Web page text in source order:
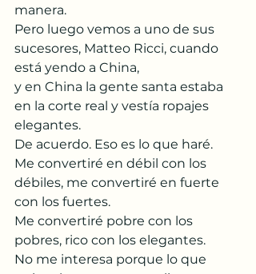
manera.
Pero luego vemos a uno de sus
sucesores, Matteo Ricci, cuando
está yendo a China,
y en China la gente santa estaba
en la corte real y vestía ropajes
elegantes.
De acuerdo. Eso es lo que haré.
Me convertiré en débil con los
débiles, me convertiré en fuerte
con los fuertes.
Me convertiré pobre con los
pobres, rico con los elegantes.
No me interesa porque lo que